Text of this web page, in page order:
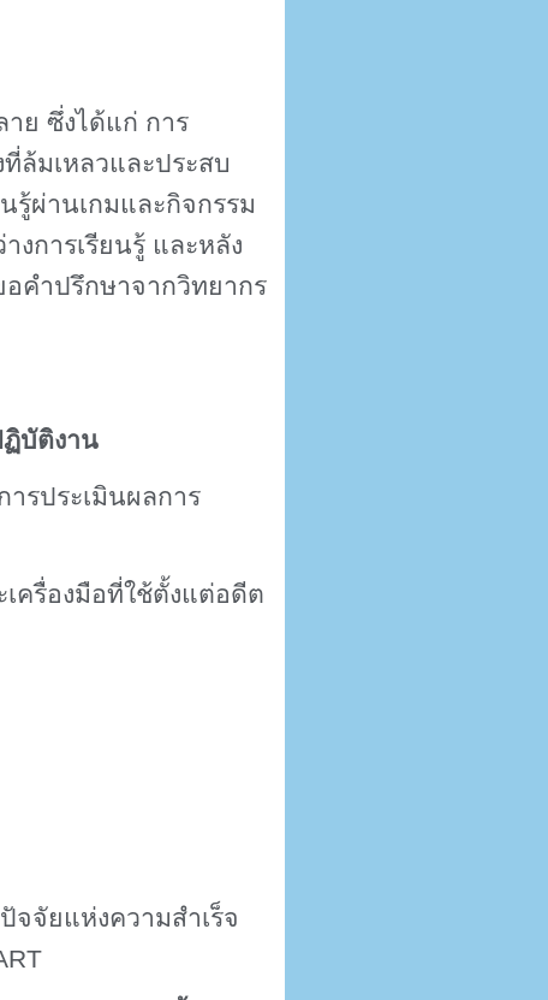
ย ซึ่งได้แก่ การ
ที่ล้มเหลวและประสบ
นรู้ผ่านเกมและกิจกรรม
งการเรียนรู้ และหลัง
อคำปรึกษาจากวิทยากร
บัติงาน
รประเมินผลการ
ครื่องมือที่ใช้ตั้งแต่อดีต
จัยแห่งความสำเร็จ